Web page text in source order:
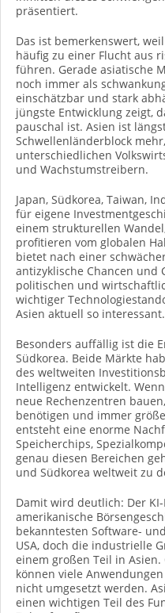
präsentiert.
Das ist bemerkenswert,
häufig zu einer Flucht aus
führen. Gerade asiatische
noch immer als
einschätzbar und stark
jüngste Entwicklung zeigt,
pauschal ist. Asien ist
Schwellenländerblock
unterschiedlichen
und Wachstumstreibern.
Japan, Südkorea, Taiwan,
für eigene
einem strukturellen
profitieren vom globalen
bietet nach einer
antizyklische Chancen
politischen und
wichtiger
Asien aktuell so interessant.
Besonders auffällig ist die
Südkorea. Beide Märkte
des weltweiten
Intelligenz entwickelt.
neue Rechenzentren
benötigen und immer
entsteht eine enorme
Speicherchips,
genau diesen Bereichen
und Südkorea weltweit zu
Damit wird deutlich: Der
amerikanische
bekanntesten Software-
USA, doch die industrielle
einem großen Teil in
können viele
nicht umgesetzt werden.
einen wichtigen Teil des